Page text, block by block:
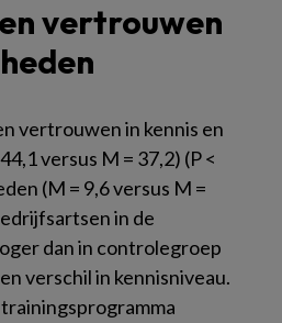
vertrouwen
vertrouwen in kennis en
versus M = 37,2) (P <
(M = 9,6 versus M =
in de
dan in controlegroep
verschil in kennisniveau.